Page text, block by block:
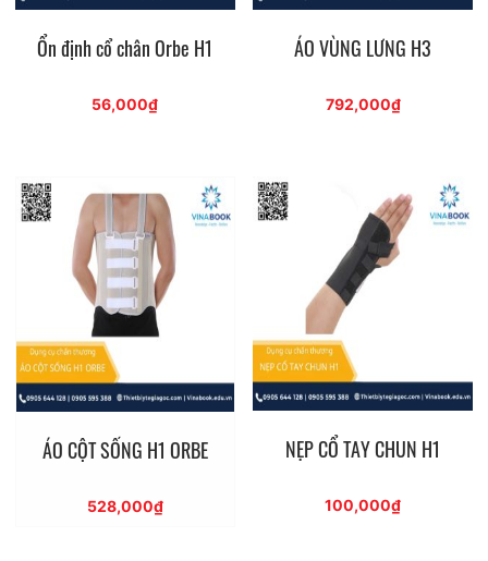
Ổn định cổ chân Orbe H1
56,000₫
ÁO VÙNG LƯNG H3
792,000₫
ÁO CỘT SỐNG H1 ORBE
528,000₫
NẸP CỔ TAY CHUN H1
100,000₫